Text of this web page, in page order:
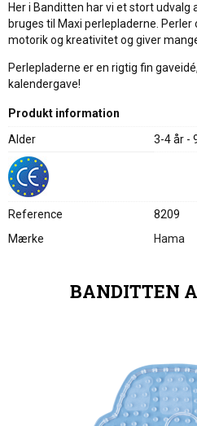
Her i Banditten har vi et stort udvalg
bruges til Maxi perlepladerne.
motorik og kreativitet og giver
Perlepladerne er en rigtig fin
kalendergave!
Produkt information
Alder
3-4 år -
Reference
8209
Mærke
Hama
BANDITTEN